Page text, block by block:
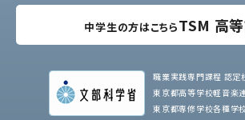
中学生の方はこちらTSM 高
職業実践専門課程 認定
東京都高等学校軽音楽
東京都専修学校各種学